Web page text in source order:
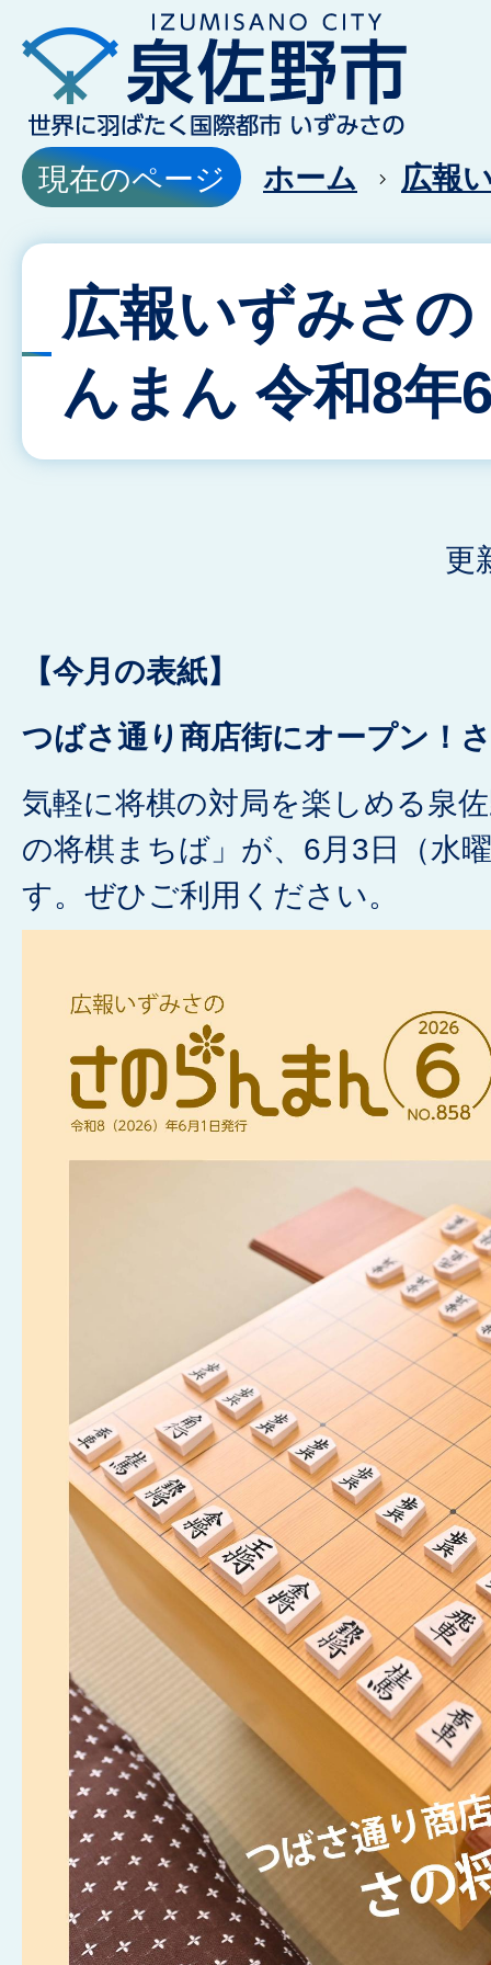
現在のページ ホーム 広報
広報いずみさ
んまん 令和8年
更
【今月の表紙】
つばさ通り商店街にオープン！
気軽に将棋の対局を楽しめる泉
の将棋まちば」が、6月3日（水
す。ぜひご利用ください。